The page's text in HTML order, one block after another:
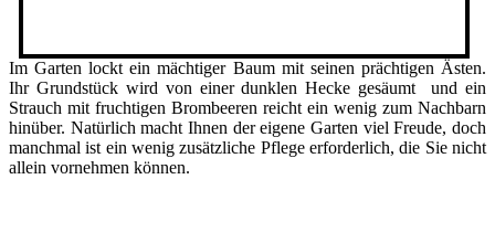
Im Garten lockt ein mächtiger Baum mit seinen prächtigen Ästen.
Ihr Grundstück wird von einer dunklen Hecke gesäumt und ein
Strauch mit fruchtigen Brombeeren reicht ein wenig zum Nachbarn
hinüber. Natürlich macht Ihnen der eigene Garten viel Freude, doch
manchmal ist ein wenig zusätzliche Pflege erforderlich, die Sie nicht
allein vornehmen können.